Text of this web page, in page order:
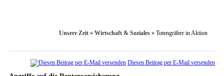
Unsere Zeit » Wirtschaft & Soziales » Totengräber in Aktion
Diesen Beitrag per E-Mail versenden